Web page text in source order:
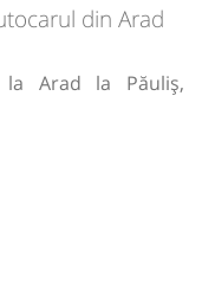
din Arad
Arad la Păuliș,